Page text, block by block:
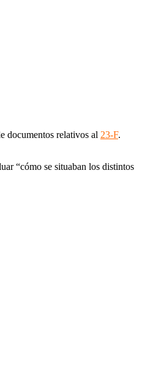
documentos relativos al 23-F.
“cómo se situaban los distintos